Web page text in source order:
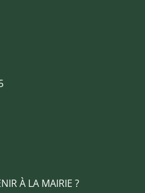
À LA MAIRIE ?